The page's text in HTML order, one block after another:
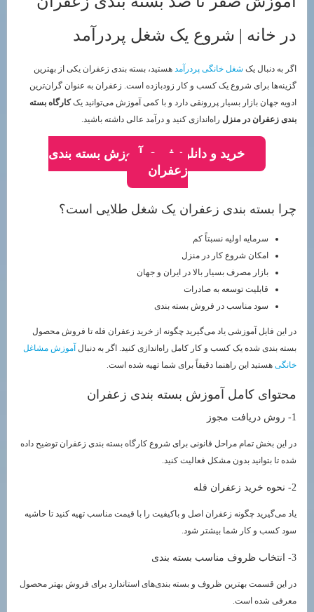
در خانه | شروع یک شغل پردرآمد
اگر به دنبال یک شغل خانگی پردرآمد هستید، بسته بندی زعفران یکی از بهترین
گزینه‌ها برای شروع یک کسب و کار زودبازده است. زعفران به عنوان گران‌ترین
ادویه جهان بازار بسیار پررونقی دارد و با کمی آموزش می‌توانید یککارگاه بسته
بندی زعفران در منزل راه‌اندازی کنید و درآمد عالی داشته باشید.
خرید و دانلود فوری آموزش بسته بندی
زعفران
چرا بسته بندی زعفران یک شغل طلایی است؟
سرمایه اولیه نسبتاً کم
امکان شروع کار در منزل
بازار مصرف بسیار بالا در ایران و جهان
قابلیت توسعه به صادرات
سود مناسب در فروش بسته بندی
در این فایل آموزشی یاد می‌گیرید چگونه از خرید زعفران فله تا فروش محصول
بسته بندی شده یک کسب و کار کامل راه‌اندازی کنید. اگر به دنبال آموزش مشاغل
خانگی هستید این راهنما دقیقاً برای شما تهیه شده است.
محتوای کامل آموزش بسته بندی زعفران
1- روش دریافت مجوز
در این بخش تمام مراحل قانونی برای شروع کارگاه بسته بندی زعفران توضیح داده
شده تا بتوانید بدون مشکل فعالیت کنید.
2- نحوه خرید زعفران فله
یاد می‌گیرید چگونه زعفران اصل و باکیفیت را با قیمت مناسب تهیه کنید تا حاشیه
سود کسب و کار شما بیشتر شود.
3- انتخاب ظروف مناسب بسته بندی
در این قسمت بهترین ظروف و بسته بندی‌های استاندارد برای فروش بهتر محصول
معرفی شده است.